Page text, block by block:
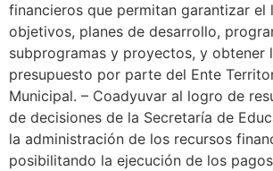
financieros que permitan garantizar el
objetivos, planes de desarrollo,
subprogramas y proyectos, y obtener
presupuesto por parte del Ente
Municipal. – Coadyuvar al logro de
de decisiones de la Secretaría de
la administración de los recursos
posibilitando la ejecución de los